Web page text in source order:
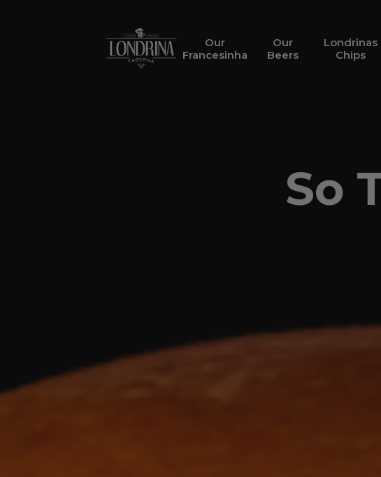
Our
Francesinha
Our
Beers
Londrinas
Chips
So